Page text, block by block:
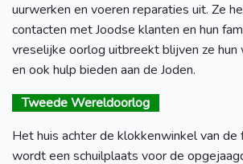
uurwerken en voeren reparaties uit. Ze
contacten met Joodse klanten en hun
vreselijke oorlog uitbreekt blijven ze
en ook hulp bieden aan de Joden.
Tweede Wereldoorlog
Het huis achter de klokkenwinkel van de
wordt een schuilplaats voor de